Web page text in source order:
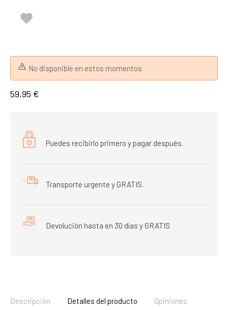

No disponible en estos momentos
59,95 €
Puedes recibirlo primero y pagar después.
Transporte urgente y GRATIS.
Devolución hasta en 30 días y GRATIS
Descripción Detalles del producto Opiniones